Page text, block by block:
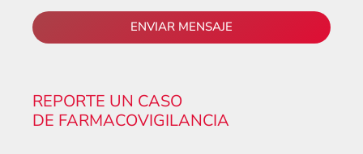
ENVIAR MENSAJE
REPORTE UN CASO
DE FARMACOVIGILANCIA